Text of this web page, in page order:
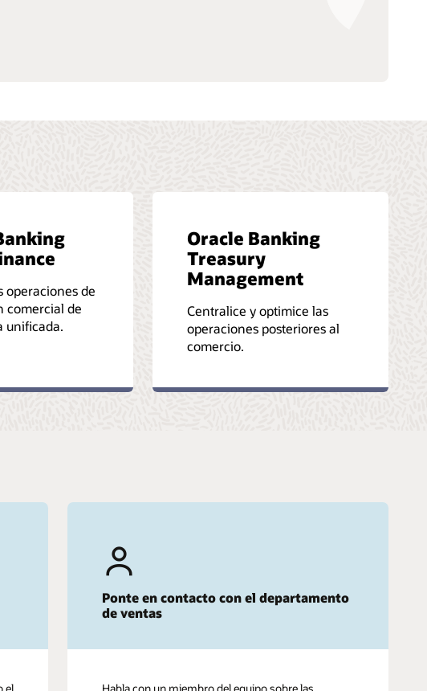
operaciones de
comercial de
unificada.
Oracle Banking
Treasury
Management
Centralice y optimice las
operaciones posteriores al
comercio.
Ponte en contacto con el departamento
de ventas